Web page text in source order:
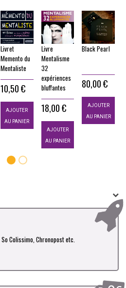
Colissimo, Chronopost etc.
Livret
Memento du
Mentaliste
10,50 €
AJOUTER
AU PANIER
Livre
Mentalisme
32
expériences
bluffantes
18,00 €
AJOUTER
AU PANIER
Black Pearl
80,00 €
AJOUTER
AU PANIER